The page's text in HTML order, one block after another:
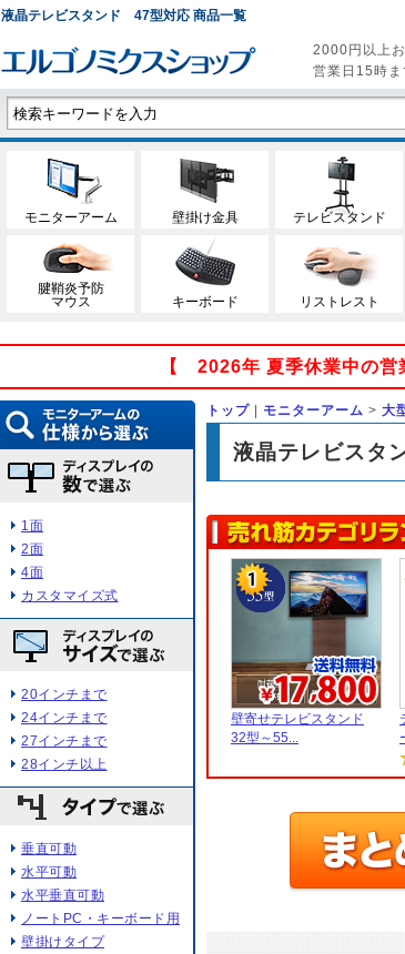
液晶テレビスタンド 47型対応 商品一覧
2000円以上
営業日15時
モニターアーム 壁掛け金具 テレビスタンド
腱鞘炎予防
マウス
キーボード リストレスト
【 2026年 夏季休業中の営
1面
2面
4面
カスタマイズ式
20インチまで
24インチまで
27インチまで
28インチ以上
垂直可動
水平可動
水平垂直可動
ノートPC・キーボード用
壁掛けタイプ
トップ | モニターアーム > 大
液晶テレビス
壁寄せテレビスタンド
32型～55...